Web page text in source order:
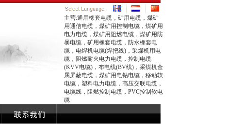
主营:通用橡套电缆，矿用电缆，煤矿
用通信电缆，煤矿用控制电缆，煤矿用
电力电缆，煤矿用阻燃电缆，煤矿用防
暴电缆，矿用橡套电缆，防水橡套电
缆，电焊机电缆(焊把线)，采煤机用电
缆，阻燃耐火电力电缆，控制电缆
(KVV电缆)，布电线(BV线)，采煤机金
属屏蔽电缆，煤矿用电钻电缆，移动软
电缆，塑料电力电缆，高压交联电缆，
电缆线，阻燃控制电缆，PVC控制软电
缆